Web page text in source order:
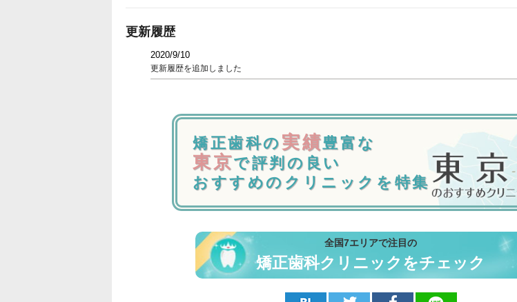
更新履歴
2020/9/10
更新履歴を追加しました
矯正歯科の 実績豊富な
東京で評判の良い
おすすめのクリニックを特集
全国7エリアで注目の
矯正歯科クリニックをチェック